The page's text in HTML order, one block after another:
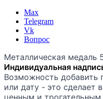
Max
Telegram
Vk
Вопрос
Металлическая медаль
Индивидуальная
Возможность добавить
или дату - это сделает
ценным и трогательным.